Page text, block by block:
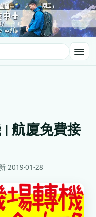
航廈免費接
2019-01-28